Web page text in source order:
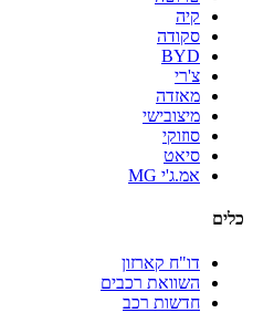
קיה
סקודה
BYD
צ'רי
מאזדה
מיצובישי
סוזוקי
סיאט
אמ.ג'י MG
כלים
דו"ח קארזון
השוואת רכבים
חדשות רכב